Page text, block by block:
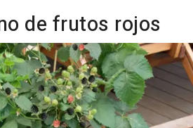
de frutos rojos